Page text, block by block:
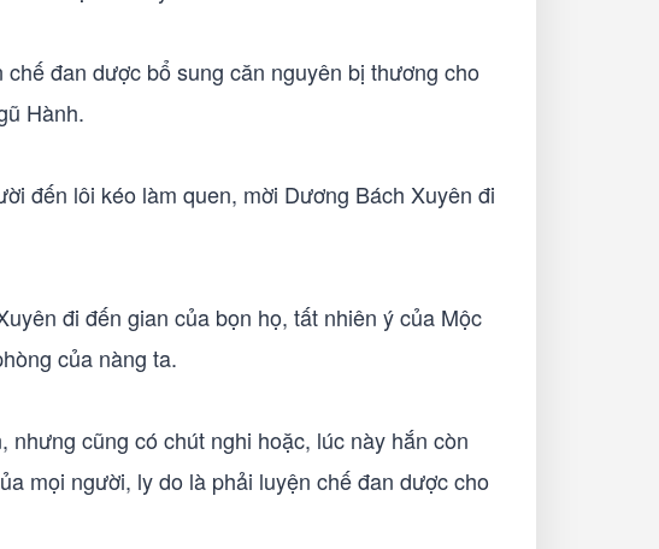
đan dược bổ sung căn nguyên bị thương cho
Hành.
đến lôi kéo làm quen, mời Dương Bách Xuyên đi
đi đến gian của bọn họ, tất nhiên ý của Mộc
của nàng ta.
cũng có chút nghi hoặc, lúc này hắn còn
mọi người, ly do là phải luyện chế đan dược cho